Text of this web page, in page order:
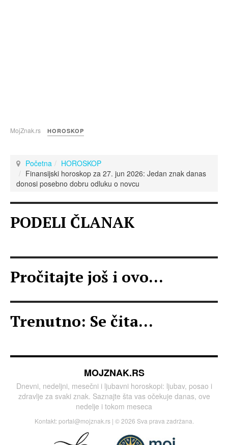
MojZnak.rs HOROSKOP
Početna
HOROSKOP
Finansijski horoskop za 27. jun 2026: Jedan znak danas
donosi posebno dobru odluku o novcu
PODELI ČLANAK
Pročitajte još i ovo...
Trenutno: Se čita...
MOJZNAK.RS
Dnevni, nedeljni, mesečni i ljubavni horoskopi: ljubav, posao i
zdravlje za svaki znak. Saznajte šta vas očekuje danas, ove
nedelje i tokom meseca
Kontakt: portal@mojznak.rs| © 2026 Sva prava zadržana.